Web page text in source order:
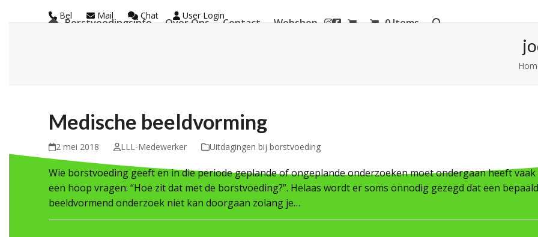
Bel Mail Chat User Login
Borstvoedingsinfo Over Ons Contact Webshop 0 Items
Medische beeldvorming
2 mei 2018 LLL-Medewerker Uitdagingen bij borstvoeding
Wie borstvoeding geeft en in die periode geplande of ongeplande onderzoeken moet ondergaan heeft vaak
een hoop vragen: “Hoe zit dat met de borstvoeding?”. Helaas wordt er soms onnodig gezegd dat een bepaald
beeldvormend onderzoek niet kan doorgaan zolang je…